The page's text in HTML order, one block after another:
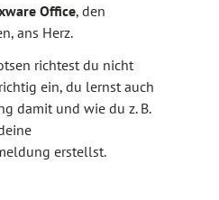
Office, den
ans Herz.
richtest du nicht
ein, du lernst auch
damit und wie du z. B.
erstellst.